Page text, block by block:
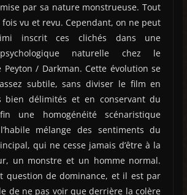
par sa nature monstrueuse. Tout
vu et revu. Cependant, on ne peut
inscrit ces clichés dans une
naturelle chez le
Peyton / Darkman. Cette évolution se
subtile, sans diviser le film en
bien délimités et en conservant du
une homogénéité scénaristique
mélange des sentiments du
qui ne cesse jamais d’être à la
un monstre et un homme normal.
question de dominance, et il est par
de ne pas voir que derrière la colère